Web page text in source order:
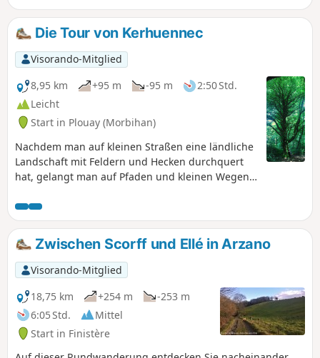
Tals in Richtung des Dorfes Ty Meur, wo
Sie die Kapelle Saint Julien besichtigen
können, bevor Sie über den Weiler
Kervinel ins Tal zurückkehren.
Die Tour von Kerhuennec
Visorando-Mitglied
8,95 km
+95 m -95 m
2:50 Std.
Leicht
Start in Plouay (Morbihan)
Nachdem man auf kleinen Straßen eine ländliche
Landschaft mit Feldern und Hecken durchquert
hat, gelangt man auf Pfaden und kleinen Wegen
Fluss Scorff, der puren bretonischen Natur!
Zwischen Scorff und Ellé in Arzano
Visorando-Mitglied
18,75 km
+254 m
-253 m
6:05 Std.
Mittel
Start in Finistère